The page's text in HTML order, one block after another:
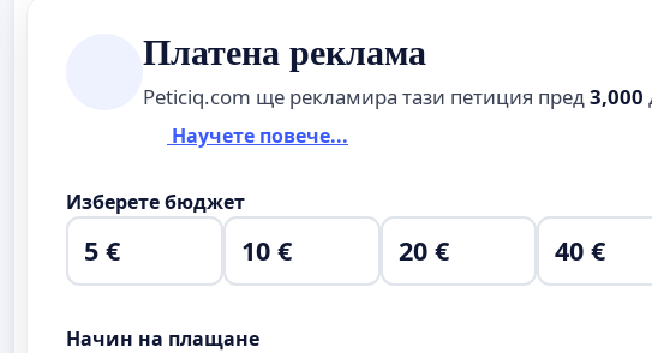
Платена реклама
Peticiq.com ще рекламира тази петиция пред 3,000
Научете повече...
Изберете бюджет
5 € 10 € 20 € 40 €
Начин на плащане